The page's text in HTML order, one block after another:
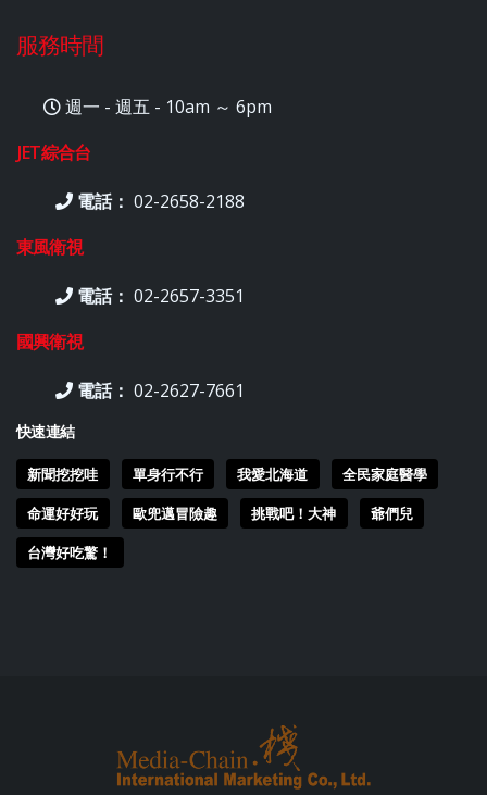
服務時間
週一 - 週五 - 10am ～ 6pm
JET綜合台
電話： 02-2658-2188
東風衛視
電話： 02-2657-3351
國興衛視
電話： 02-2627-7661
快速連結
新聞挖挖哇 單身行不行 我愛北海道
全民家庭醫學
命運好好玩
歐兜邁冒險趣 挑戰吧！大神
爺們兒
台灣好吃驚！